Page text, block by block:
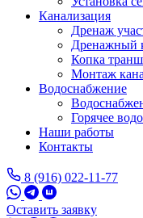
Канализация
Дренаж
Дренажный
Копка
Монтаж
Водоснабжение
Горячее
Наши работы
Контакты
8 (916) 022-11-77
Оставить заявку